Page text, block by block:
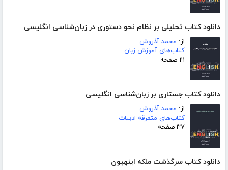
دانلود کتاب تحلیلی بر نظام نحو دستوری در زبان‌شناسی انگلیسی
از: محمد آذروش
کتاب‌های آموزش زبان
۲۱ صفحه
دانلود کتاب جستاری بر زبان‌شناسی انگلیسی
از: محمد آذروش
کتاب‌های متفرقه ادبیات
۳۷ صفحه
دانلود کتاب سرگذشت ملکه اینهیون